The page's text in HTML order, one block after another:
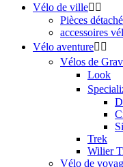
Vélo de ville 
Pièces
accessoires
Vélo aventure 
Vélos de
Look
Trek
Wilier
Vélo de